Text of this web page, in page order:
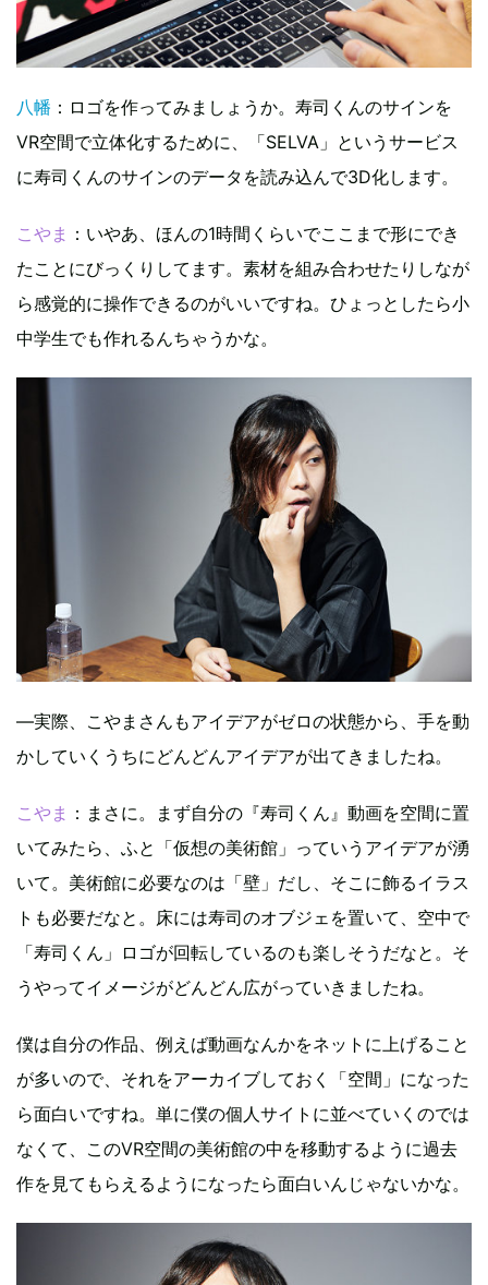
八幡 ：ロゴを作ってみましょうか。寿司くんのサインを
VR空間で立体化するために、「SELVA」というサービス
に寿司くんのサインのデータを読み込んで3D化します。
こやま ：いやあ、ほんの1時間くらいでここまで形にでき
たことにびっくりしてます。素材を組み合わせたりしなが
ら感覚的に操作できるのがいいですね。ひょっとしたら小
中学生でも作れるんちゃうかな。
—実際、こやまさんもアイデアがゼロの状態から、手を動
かしていくうちにどんどんアイデアが出てきましたね。
こやま ：まさに。まず自分の『寿司くん』動画を空間に置
いてみたら、ふと「仮想の美術館」っていうアイデアが湧
いて。美術館に必要なのは「壁」だし、そこに飾るイラス
トも必要だなと。床には寿司のオブジェを置いて、空中で
「寿司くん」ロゴが回転しているのも楽しそうだなと。そ
うやってイメージがどんどん広がっていきましたね。
僕は自分の作品、例えば動画なんかをネットに上げること
が多いので、それをアーカイブしておく「空間」になった
ら面白いですね。単に僕の個人サイトに並べていくのでは
なくて、このVR空間の美術館の中を移動するように過去
作を見てもらえるようになったら面白いんじゃないかな。